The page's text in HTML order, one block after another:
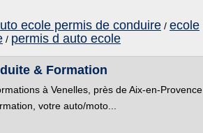
ecole permis de conduire / ecole
/ permis d auto ecole
& Formation
à Venelles, près de Aix-en-Provence
votre auto/moto...